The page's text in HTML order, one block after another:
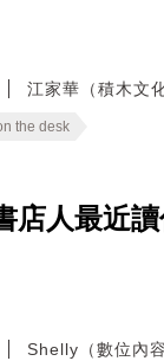
江家華（積木文
the desk
店人最近
Shelly（數位內